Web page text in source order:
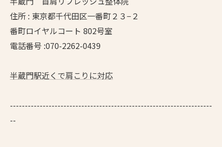
住所 : 東京都千代田区一番町２３−２
番町ロイヤルコート 802号室
電話番号 :070-2262-0439
半蔵門駅近くで肩こりに対応
--------------------------------------------------------------------
--